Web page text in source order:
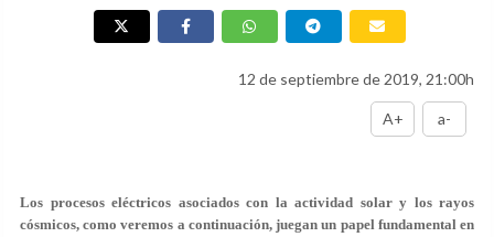
12 de septiembre de 2019, 21:00h
A+ a-
Los procesos eléctricos asociados con la actividad solar y los rayos
cósmicos, como veremos a continuación, juegan un papel fundamental en